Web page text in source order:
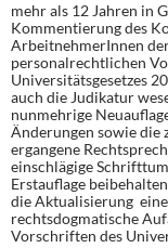
mehr als 12 Jahren in
Kommentierung des
ArbeitnehmerInnen
personalrechtlichen
Universitätsgesetzes
auch die Judikatur
nunmehrige
Änderungen sowie die
ergangene
einschlägige
Erstauflage
die Aktualisierung
rechtsdogmatische
Vorschriften des